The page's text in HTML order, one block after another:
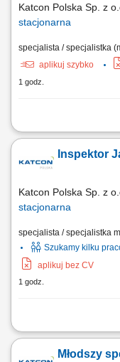
Katcon Polska Sp. z
stacjonarna
specjalista / specjalistka
aplikuj szybko
1 godz.
Twój zakres obowiązków
koszty braków) o
celów jakościowych,
Inspektor
Katcon Polska Sp. z
stacjonarna
specjalista / specjalistka
Szukamy kilku
aplikuj bez CV
1 godz.
Co będzie należeć do
finalnych schodzących z
Młodszy